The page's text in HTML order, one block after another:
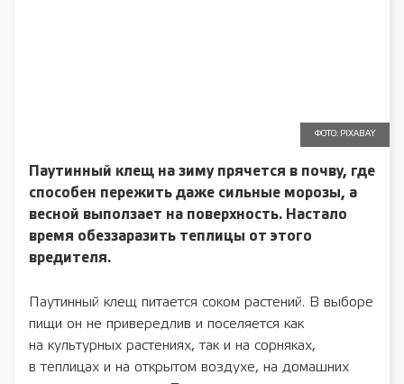
ФОТО: PIXABAY
Паутинный клещ на зиму прячется в почву, где
способен пережить даже сильные морозы, а
весной выползает на поверхность. Настало
время обеззаразить теплицы от этого
вредителя.
Паутинный клещ питается соком растений. В выборе
пищи он не привередлив и поселяется как
на культурных растениях, так и на сорняках,
в теплицах и на открытом воздухе, на домашних